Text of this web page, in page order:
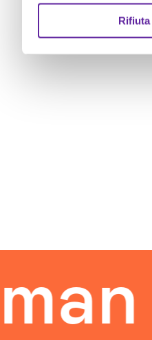
Rifiuta